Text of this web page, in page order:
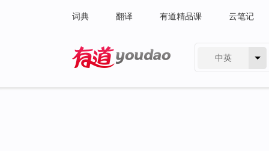
词典 翻译 有道精品课 云笔记
中英